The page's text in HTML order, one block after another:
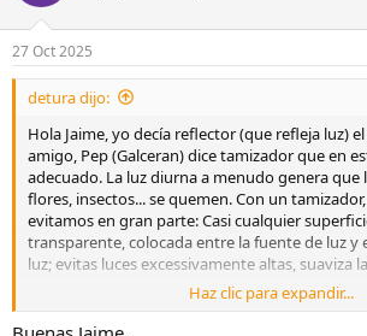
27 Oct 2025
detura dijo:
Hola Jaime, yo decía reflector (que refleja luz)
amigo, Pep (Galceran) dice tamizador que en
adecuado. La luz diurna a menudo genera que
flores, insectos... se quemen. Con un
evitamos en gran parte: Casi cualquier
transparente, colocada entre la fuente de luz y
luz; evitas luces excessivamente altas, suaviza
Siemepre lo más fácil es acudir a amazón...
hay otras alternativas; vaya como ejemplo
Haz clic para expandir...